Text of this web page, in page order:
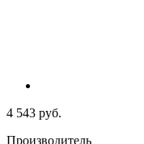
4 543 руб.
Производитель